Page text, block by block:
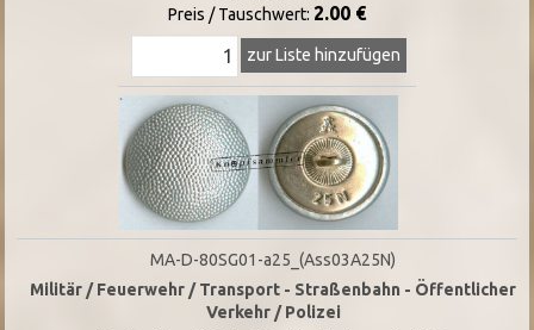
Preis / Tauschwert: 2.00 €
zur Liste hinzufügen
MA-D-80SG01-a25_(Ass03A25N)
Militär / Feuerwehr / Transport - Straßenbahn - Öffentlicher
Verkehr / Polizei